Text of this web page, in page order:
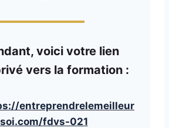
voici votre lien
vers la formation :
entreprendrelemeilleur
fdvs-021